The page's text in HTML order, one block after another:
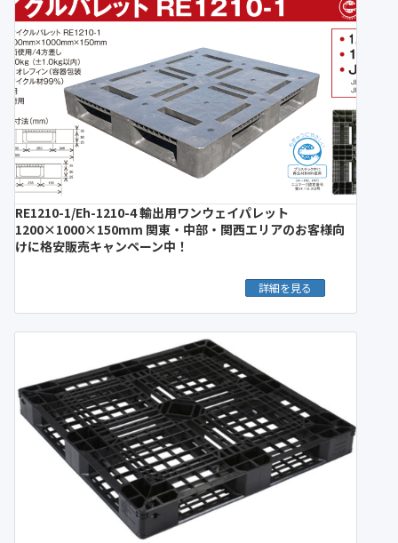
RE1210-1/Eh-1210-4 輸出用ワンウェイパレット
1200×1000×150mm 関東・中部・関西エリアのお客様向
けに格安販売キャンペーン中！
詳細を見る